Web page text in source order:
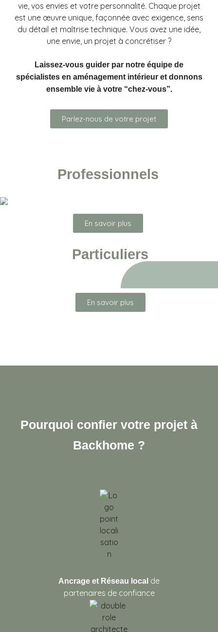
vie, vos envies et votre personnalité. Chaque projet
est une œuvre unique, façonnée avec exigence, sens
du détail et maîtrise technique. Vous avez une idée,
une envie, un projet à concrétiser ?
Laissez-vous guider par notre équipe de
spécialistes en aménagement intérieur et donnons
ensemble vie à votre “chez-vous”.
Parlez-nous de votre projet
Professionnels
En savoir plus
Particuliers
En savoir plus
Pourquoi confier votre projet à
Backhome ?
Ancrage et Réseau local de
partenaires de confiance